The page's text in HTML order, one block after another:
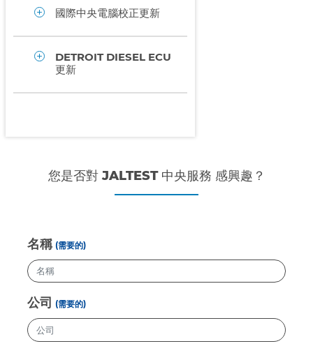
國際中央電腦校正更新
DETROIT DIESEL ECU
更新
您是否對 JALTEST 中央服務 感興趣？
名稱 (需要的)
公司 (需要的)